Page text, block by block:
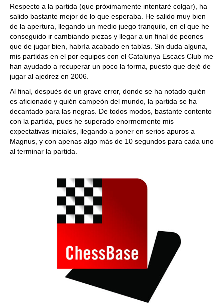
Respecto a la partida (que próximamente intentaré colgar), ha
salido bastante mejor de lo que esperaba. He salido muy bien
de la apertura, llegando un medio juego tranquilo, en el que he
conseguido ir cambiando piezas y llegar a un final de peones
que de jugar bien, habría acabado en tablas. Sin duda alguna,
mis partidas en el por equipos con el Catalunya Escacs Club me
han ayudado a recuperar un poco la forma, puesto que dejé de
jugar al ajedrez en 2006.
Al final, después de un grave error, donde se ha notado quién
es aficionado y quién campeón del mundo, la partida se ha
decantado para las negras. De todos modos, bastante contento
con la partida, pues he superado enormemente mis
expectativas iniciales, llegando a poner en serios apuros a
Magnus, y con apenas algo más de 10 segundos para cada uno
al terminar la partida.